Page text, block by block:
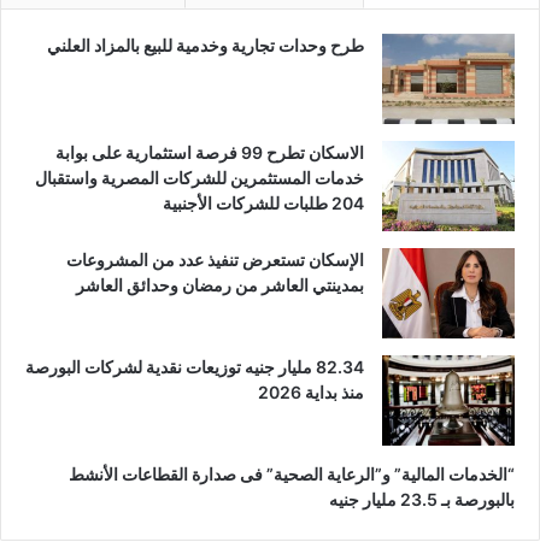
طرح وحدات تجارية وخدمية للبيع بالمزاد العلني
الاسكان تطرح 99 فرصة استثمارية على بوابة
خدمات المستثمرين للشركات المصرية واستقبال
204 طلبات للشركات الأجنبية
الإسكان تستعرض تنفيذ عدد من المشروعات
بمدينتي العاشر من رمضان وحدائق العاشر
82.34 مليار جنيه توزيعات نقدية لشركات البورصة
منذ بداية 2026
“الخدمات المالية” و”الرعاية الصحية” فى صدارة القطاعات الأنشط
بالبورصة بـ 23.5 مليار جنيه